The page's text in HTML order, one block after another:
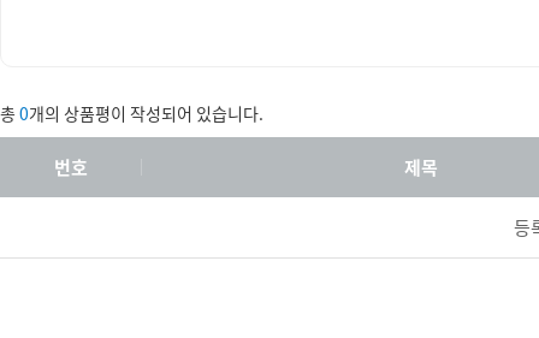
총 0개의 상품평이 작성되어 있습니다.
번호 제목
등